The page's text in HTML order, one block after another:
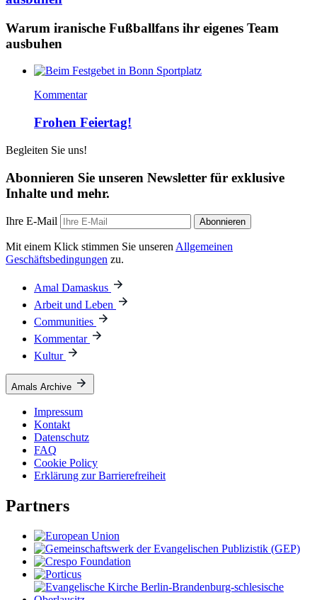
Warum iranische Fußballfans ihr eigenes Team
ausbuhen
Kommentar
Frohen Feiertag!
Begleiten Sie uns!
Abonnieren Sie unseren Newsletter für exklusive
Inhalte und mehr.
Ihre E-Mail Abonnieren
Mit einem Klick stimmen Sie unseren Allgemeinen
Geschäftsbedingungen zu.
Amal Damaskus
Arbeit und Leben
Communities
Kommentar
Kultur
Amals Archive
Impressum
Kontakt
Datenschutz
FAQ
Cookie Policy
Erklärung zur Barrierefreiheit
Partners